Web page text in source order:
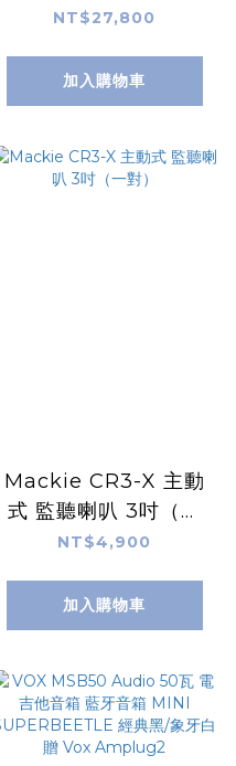
近場監聽喇叭
NT$27,800
加入購物車
Mackie CR3-X 主動
式 監聽喇叭 3吋（一
對）
NT$4,900
加入購物車